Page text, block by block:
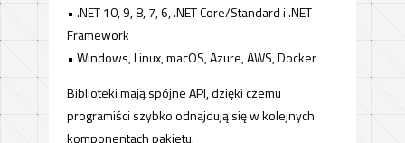
• .NET 10, 9, 8, 7, 6, .NET Core/Standard i .NET
Framework
• Windows, Linux, macOS, Azure, AWS, Docker
Biblioteki mają spójne API, dzięki czemu
programiści szybko odnajdują się w kolejnych
komponentach pakietu.